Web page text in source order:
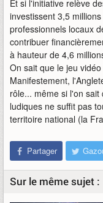
Et si l'initiative relève
investissent 3,5
professionnels locaux
contribuer
à hauteur de 4,6
On sait que le jeu
Manifestement,
rôle... même si l'on
ludiques ne suffit pas
territoire national (la
Partager
Sur le même sujet :